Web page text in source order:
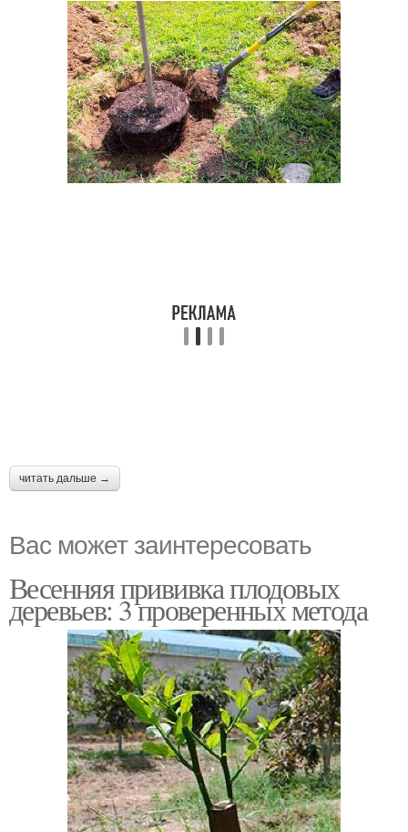
читать дальше →
Вас может заинтересовать
Весенняя прививка плодовых
деревьев: 3 проверенных метода